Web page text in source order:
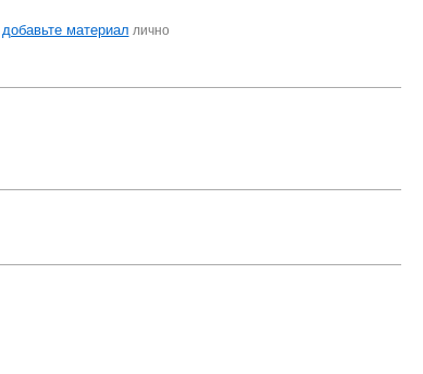
добавьте материал лично